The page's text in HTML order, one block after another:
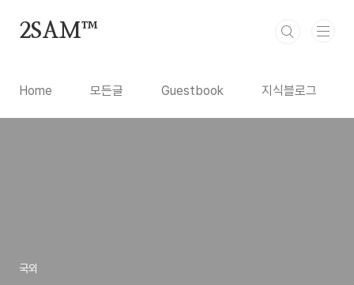
2SAM™
Home 모든글 Guestbook 지식블로그
국외